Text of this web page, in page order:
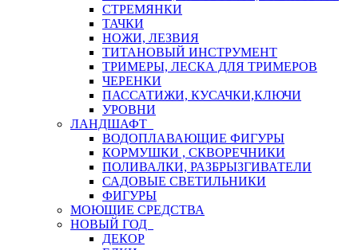
СТРЕМЯНКИ
ТАЧКИ
НОЖИ, ЛЕЗВИЯ
ТИТАНОВЫЙ ИНСТРУМЕНТ
ТРИМЕРЫ, ЛЕСКА ДЛЯ ТРИМЕРОВ
ЧЕРЕНКИ
ПАССАТИЖИ, КУСАЧКИ,КЛЮЧИ
УРОВНИ
ЛАНДШАФТ
ВОДОПЛАВАЮЩИЕ ФИГУРЫ
КОРМУШКИ , СКВОРЕЧНИКИ
ПОЛИВАЛКИ, РАЗБРЫЗГИВАТЕЛИ
САДОВЫЕ СВЕТИЛЬНИКИ
ФИГУРЫ
МОЮЩИЕ СРЕДСТВА
НОВЫЙ ГОД
ДЕКОР